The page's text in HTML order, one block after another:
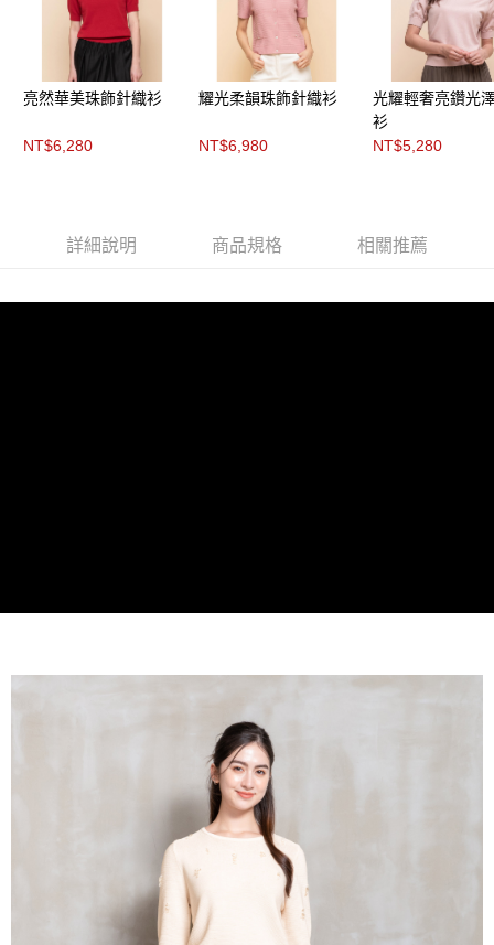
５．嚴禁一人註冊多個帳號或使用他人資訊註冊。若發現惡意使用之情形，
恩沛科技股份有限公司將有權停止該用戶之使用額度並採取法律行動。
亮然華美珠飾針織衫
NT$6,280
耀光柔韻珠飾針織衫
NT$6,980
光耀輕奢亮鑽光
衫
NT$5,280
詳細說明 商品規格 相關推薦